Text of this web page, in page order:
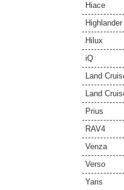
Hiace
Highlander
Hilux
iQ
Land
Land
Prius
RAV4
Venza
Verso
Yaris